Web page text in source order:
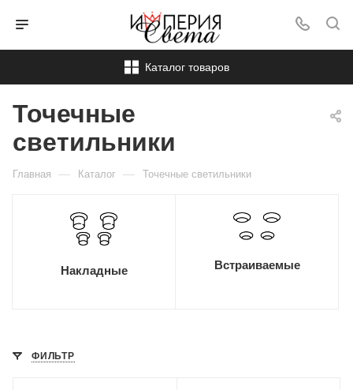
Каталог товаров
Точечные
светильники
Главная — Каталог — Точечные светильники
Накладные Встраиваемые
ФИЛЬТР